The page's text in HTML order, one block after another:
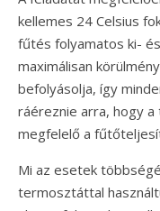
kellemes 24 Celsius
fűtés folyamatos ki-
maximálisan
befolyásolja, így
ráéreznie arra, hogy
megfelelő a
Mi az esetek
termosztáttal